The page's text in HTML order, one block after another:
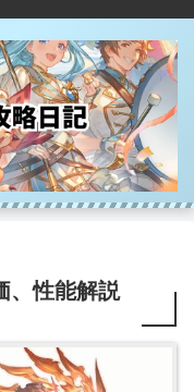
、性能解説